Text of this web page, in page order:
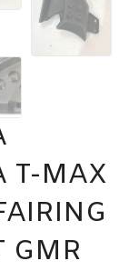
T-MAX
GMR